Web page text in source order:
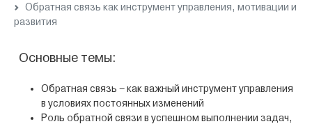
Обратная связь как инструмент управления, мотивации и
развития
Основные темы:
Обратная связь – как важный инструмент управления
в условиях постоянных изменений
Роль обратной связи в успешном выполнении задач,